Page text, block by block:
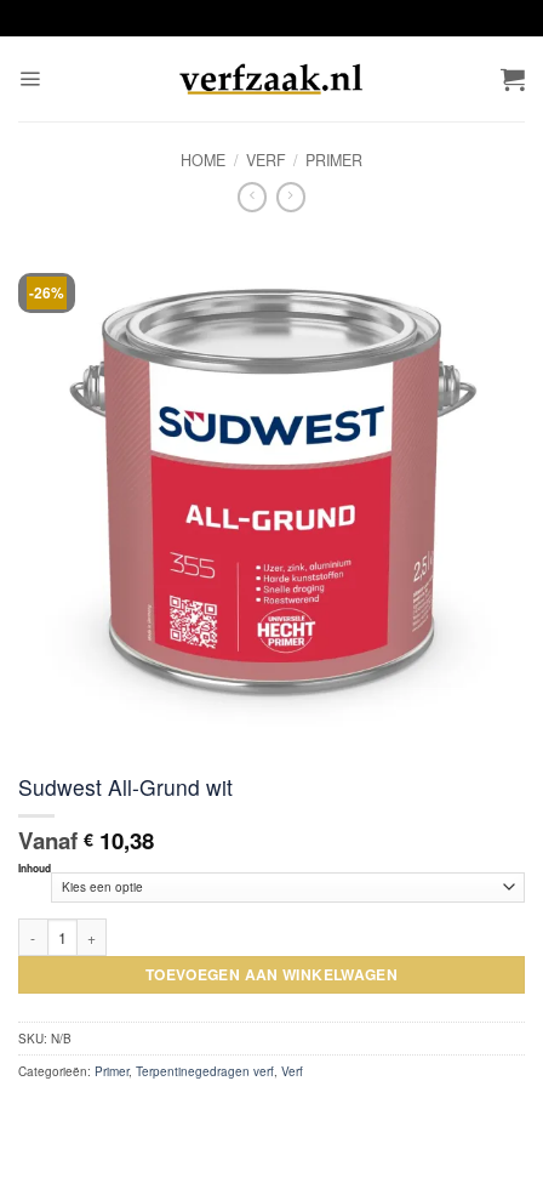
naar
HOME / VERF / PRIMER
-26%
Sudwest All-Grund wit
Vanaf € 10,38
Inhoud
TOEVOEGEN AAN WINKELWAGEN
SKU: N/B
Categorieën: Primer, Terpentinegedragen verf Verf